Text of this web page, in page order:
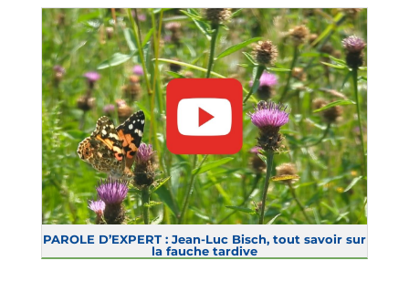
PAROLE D’EXPERT : Jean-Luc Bisch, tout savoir sur
la fauche tardive